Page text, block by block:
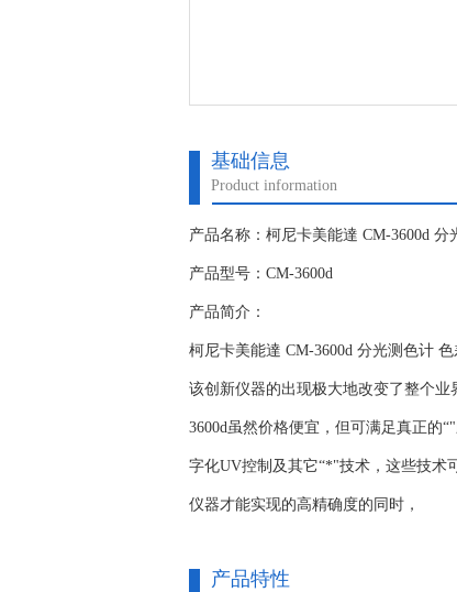
基础信息
Product information
产品名称：柯尼卡美能達 CM-3600d 分
产品型号：CM-3600d
产品简介：
柯尼卡美能達 CM-3600d 分光测色计 色
该创新仪器的出现极大地改变了整个
3600d虽然价格便宜，但可满足真正的
字化UV控制及其它“*"技术，这些技术
仪器才能实现的高精确度的同时，
产品特性